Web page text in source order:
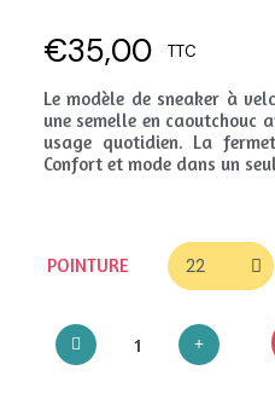
€35,00 TTC
Le modèle de sneaker à
une semelle en caoutchouc
usage quotidien. La
Confort et mode dans un
POINTURE